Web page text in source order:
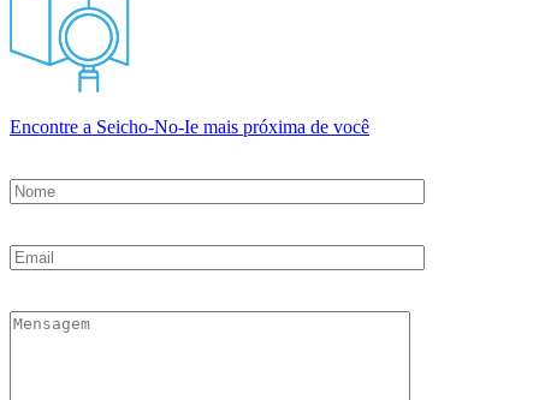
Encontre a Seicho-No-Ie mais próxima de você